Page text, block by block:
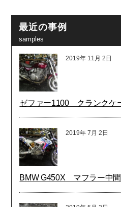
最近の事例
samples
2019年 11月 2日
ゼファー1100 クランクケ
2019年 7月 2日
BMW G450X マフラー中間